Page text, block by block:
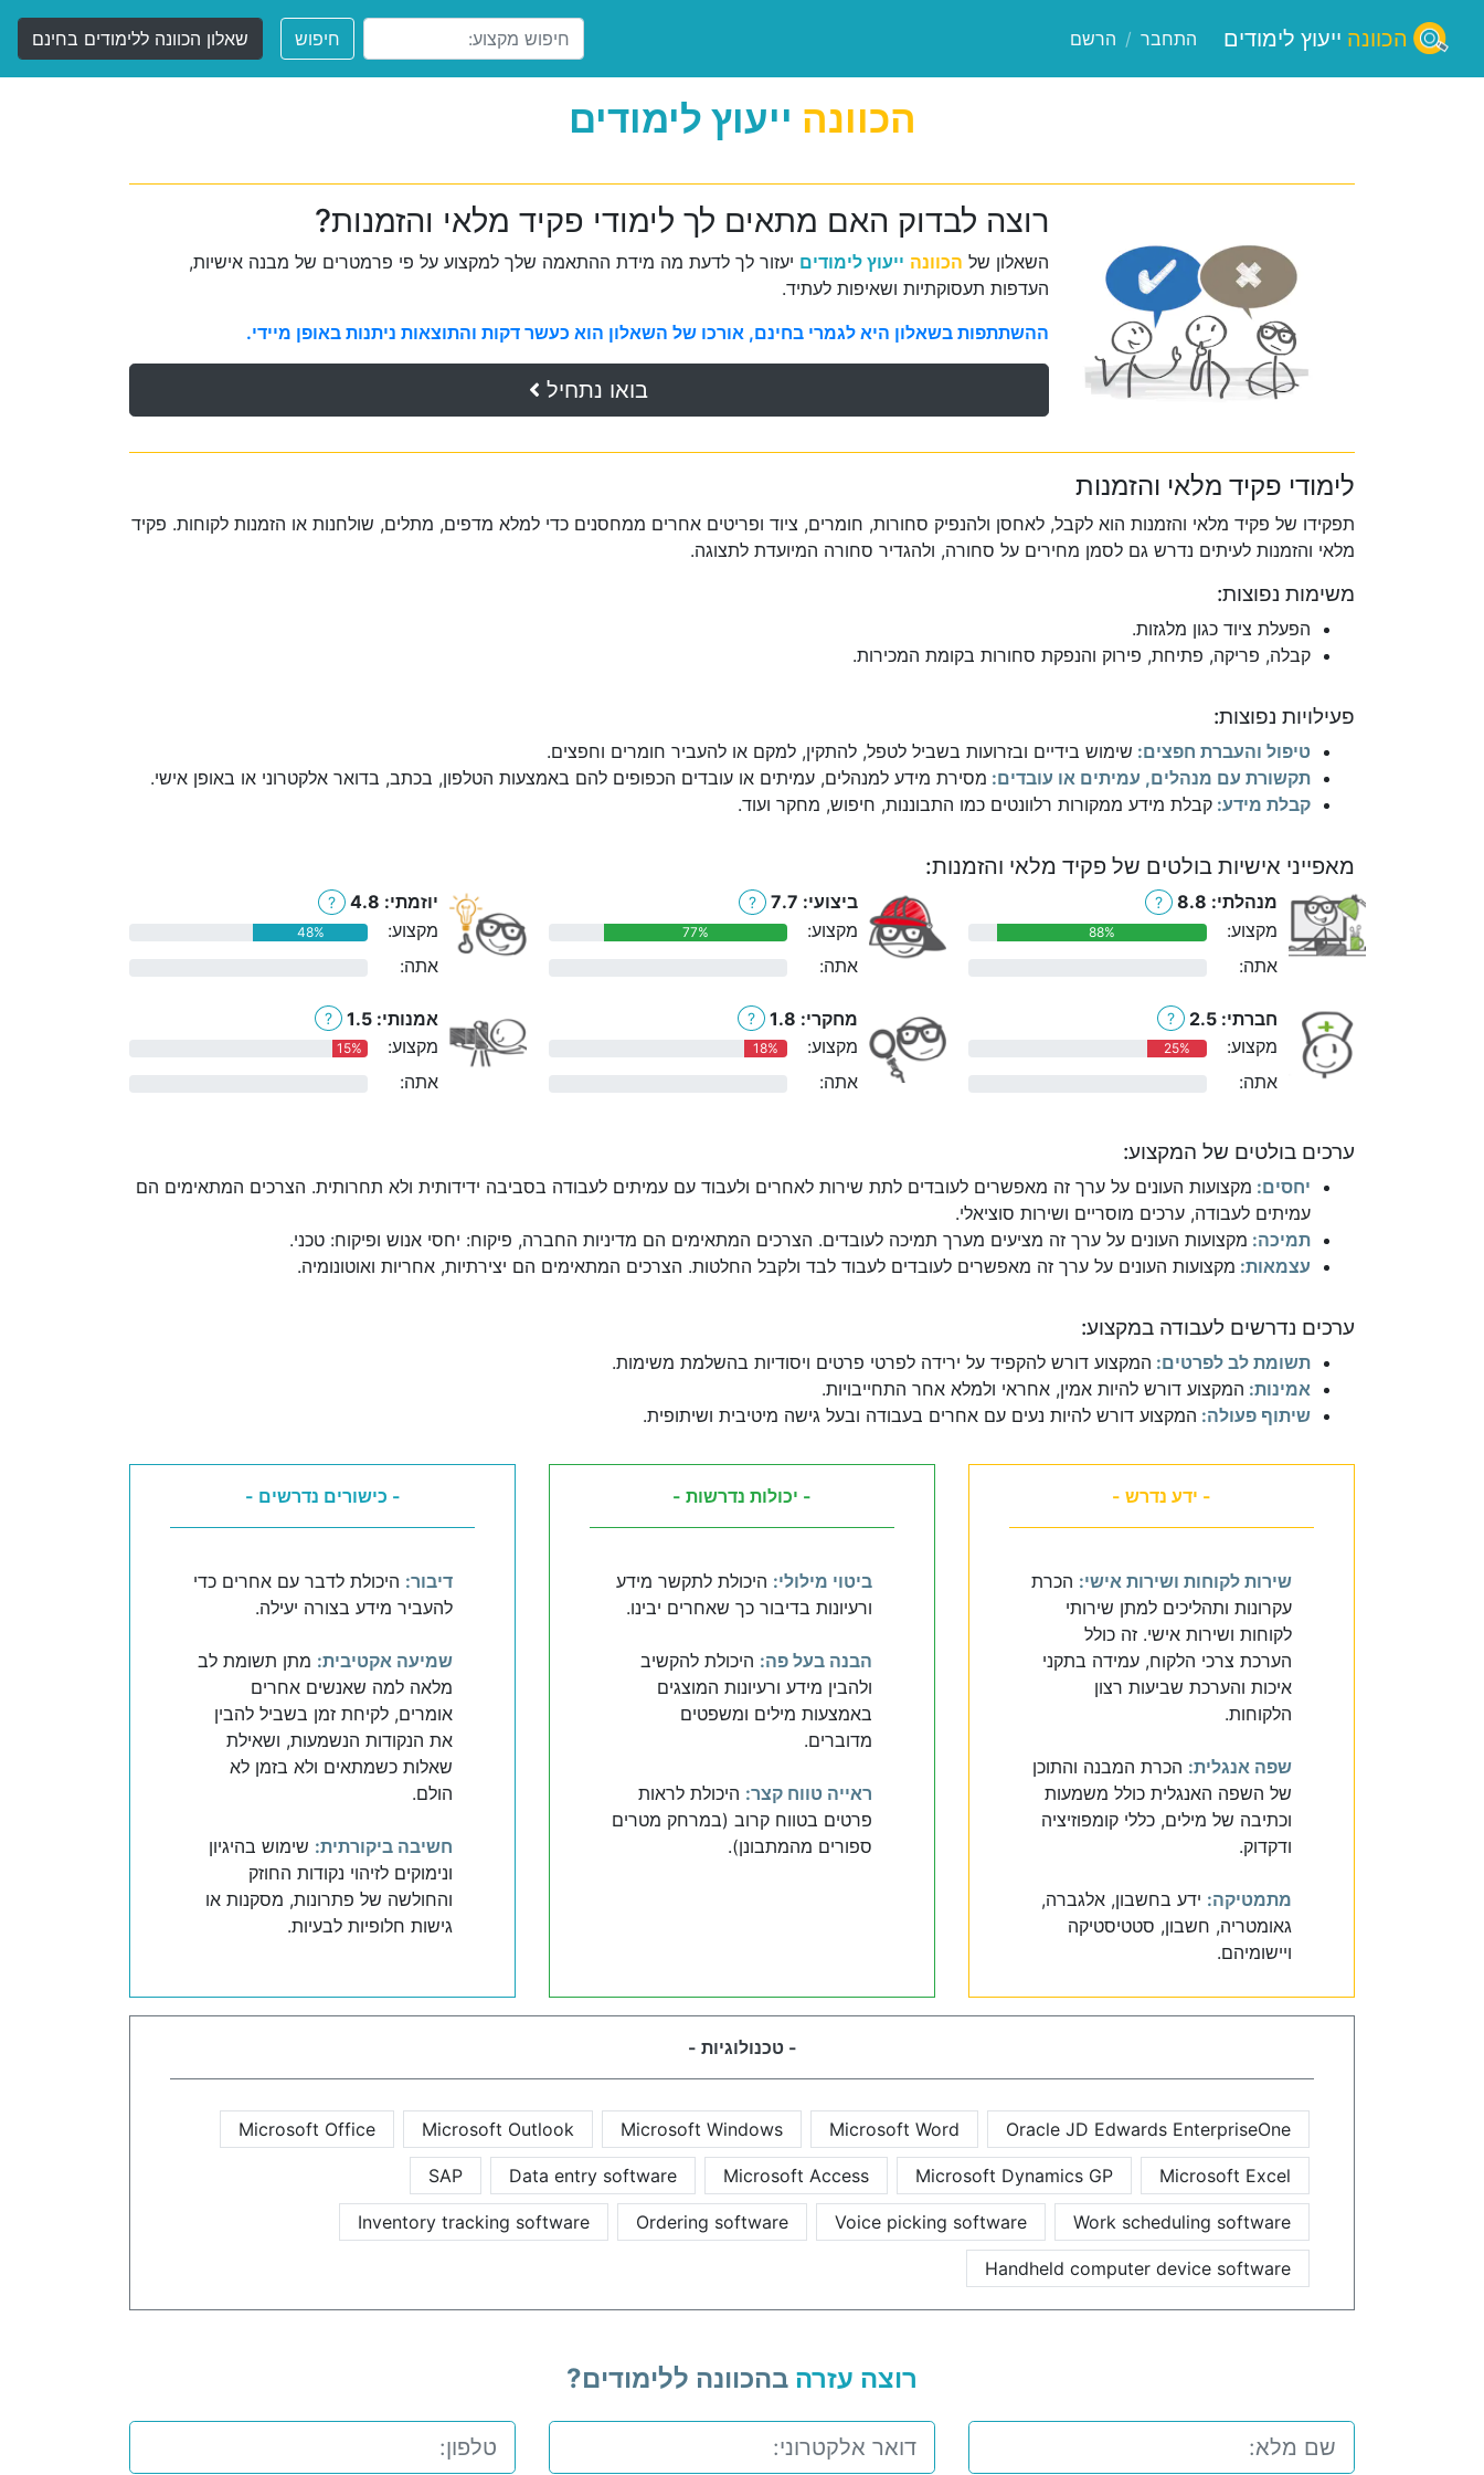
הכוונה ייעוץ לימודים התחבר / הרשם חיפוש שאלון הכוונה ללימודים בחינם
הכוונה ייעוץ לימודים
רוצה לבדוק האם מתאים לך לימודי פקיד מלאי והזמנות?
השאלון של הכוונה ייעוץ לימודים יעזור לך לדעת מה מידת ההתאמה שלך למקצוע על פי פרמטרים של מבנה אישיות,
העדפות תעסוקתיות ושאיפות לעתיד.
ההשתתפות בשאלון היא לגמרי בחינם, אורכו של השאלון הוא כעשר דקות והתוצאות ניתנות באופן מיידי.
בואו נתחיל
לימודי פקיד מלאי והזמנות
תפקידו של פקיד מלאי והזמנות הוא לקבל, לאחסן ולהנפיק סחורות, חומרים, ציוד ופריטים אחרים ממחסנים כדי למלא מדפים, מתלים, שולחנות או הזמנות לקוחות. פקיד
מלאי והזמנות לעיתים נדרש גם לסמן מחירים על סחורה, ולהגדיר סחורה המיועדת לתצוגה.
משימות נפוצות:
הפעלת ציוד כגון מלגזות.
קבלה, פריקה, פתיחת, פירוק והנפקת סחורות בקומת המכירות.
פעילויות נפוצות:
טיפול והעברת חפצים: שימוש בידיים ובזרועות בשביל לטפל, להתקין, למקם או להעביר חומרים וחפצים.
תקשורת עם מנהלים, עמיתים או עובדים: מסירת מידע למנהלים, עמיתים או עובדים הכפופים להם באמצעות הטלפון, בכתב, בדואר אלקטרוני או באופן אישי.
קבלת מידע: קבלת מידע ממקורות רלוונטים כמו התבוננות, חיפוש, מחקר ועוד.
מאפייני אישיות בולטים של פקיד מלאי והזמנות:
מנהלתי: 8.8 ?
מקצוע: 88%
אתה:
ביצועי: 7.7 ?
מקצוע: 77%
אתה:
יוזמתי: 4.8 ?
מקצוע: 48%
אתה:
חברתי: 2.5 ?
מקצוע: 25%
אתה:
מחקרי: 1.8 ?
מקצוע: 18%
אתה:
אמנותי: 1.5 ?
מקצוע: 15%
אתה:
ערכים בולטים של המקצוע:
יחסים: מקצועות העונים על ערך זה מאפשרים לעובדים לתת שירות לאחרים ולעבוד עם עמיתים לעבודה בסביבה ידידותית ולא תחרותית. הצרכים המתאימים הם
עמיתים לעבודה, ערכים מוסריים ושירות סוציאלי.
תמיכה: מקצועות העונים על ערך זה מציעים מערך תמיכה לעובדים. הצרכים המתאימים הם מדיניות החברה, פיקוח: יחסי אנוש ופיקוח: טכני.
עצמאות: מקצועות העונים על ערך זה מאפשרים לעובדים לעבוד לבד ולקבל החלטות. הצרכים המתאימים הם יצירתיות, אחריות ואוטונומיה.
ערכים נדרשים לעבודה במקצוע:
תשומת לב לפרטים: המקצוע דורש להקפיד על ירידה לפרטי פרטים ויסודיות בהשלמת משימות.
אמינות: המקצוע דורש להיות אמין, אחראי ולמלא אחר התחייבויות.
שיתוף פעולה: המקצוע דורש להיות נעים עם אחרים בעבודה ובעל גישה מיטיבית ושיתופית.
- ידע נדרש -
שירות לקוחות ושירות אישי: הכרת
עקרונות ותהליכים למתן שירותי
לקוחות ושירות אישי. זה כולל
הערכת צרכי הלקוח, עמידה בתקני
איכות והערכת שביעות רצון
הלקוחות.
שפה אנגלית: הכרת המבנה והתוכן
של השפה האנגלית כולל משמעות
וכתיבה של מילים, כללי קומפוזיציה
ודקדוק.
מתמטיקה: ידע בחשבון, אלגברה,
גאומטריה, חשבון, סטטיסטיקה
ויישומיהם.
- יכולות נדרשות -
ביטוי מילולי: היכולת לתקשר מידע
ורעיונות בדיבור כך שאחרים יבינו.
הבנה בעל פה: היכולת להקשיב
ולהבין מידע ורעיונות המוצגים
באמצעות מילים ומשפטים
מדוברים.
ראייה טווח קצר: היכולת לראות
פרטים בטווח קרוב (במרחק מטרים
ספורים מהמתבונן).
- כישורים נדרשים -
דיבור: היכולת לדבר עם אחרים כדי
להעביר מידע בצורה יעילה.
שמיעה אקטיבית: מתן תשומת לב
מלאה למה שאנשים אחרים
אומרים, לקיחת זמן בשביל להבין
את הנקודות הנשמעות, ושאילת
שאלות כשמתאים ולא בזמן לא
הולם.
חשיבה ביקורתית: שימוש בהיגיון
ונימוקים לזיהוי נקודות החוזק
והחולשה של פתרונות, מסקנות או
גישות חלופיות לבעיות.
- טכנולוגיות -
Oracle JD Edwards EnterpriseOne
Microsoft Word
Microsoft Windows
Microsoft Outlook
Microsoft Office
Microsoft Excel
Microsoft Dynamics GP
Microsoft Access
Data entry software
SAP
Work scheduling software
Voice picking software
Ordering software
Inventory tracking software
Handheld computer device software
רוצה עזרה בהכוונה ללימודים?